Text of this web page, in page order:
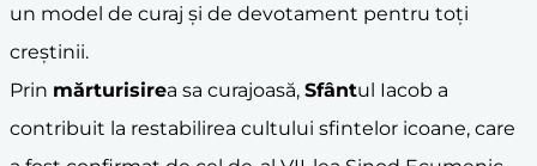
un model de curaj și de devotament pentru toți
creștinii.
Prin mărturisirea sa curajoasă, Sfântul Iacob a
contribuit la restabilirea cultului sfintelor icoane, care